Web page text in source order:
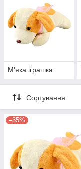
М'яка іграшка
Сортування
–35%